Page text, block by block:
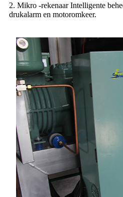
2. Mikro -rekenaar Intelligente
drukalarm en motoromkeer.